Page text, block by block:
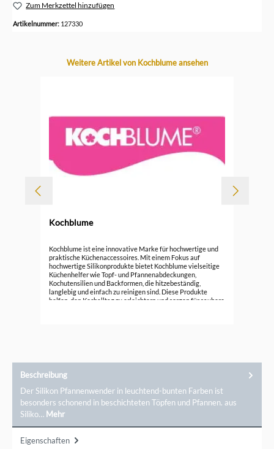
Zum Merkzettel hinzufügen
Artikelnummer: 127330
Produktgalerie überspringen
Weitere Artikel von Kochblume ansehen
Kochblume
Kochblume ist eine innovative Marke für hochwertige und
praktische Küchenaccessoires. Mit einem Fokus auf
hochwertige Silikonprodukte bietet Kochblume vielseitige
Küchenhelfer wie Topf- und Pfannenabdeckungen,
Kochutensilien und Backformen, die hitzebeständig,
langlebig und einfach zu reinigen sind. Diese Produkte
helfen, den Kochalltag zu erleichtern und sorgen für saubere
Beschreibung
Der Silikon Pfannenwender in leuchtend-bunten Farben ist
besonders schonend in beschichteten Töpfen und Pfannen. aus
Siliko… Mehr
Eigenschaften